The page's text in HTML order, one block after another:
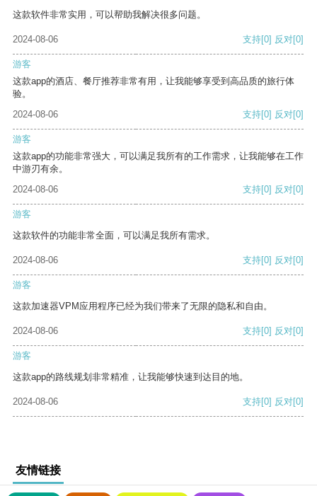
这款软件非常实用，可以帮助我解决很多问题。
2024-08-06 支持[0] 反对[0]
游客
这款app的酒店、餐厅推荐非常有用，让我能够享受到高品质的旅行体
验。
2024-08-06
支持[0] 反对[0]
游客
这款app的功能非常强大，可以满足我所有的工作需求，让我能够在工作
中游刃有余。
2024-08-06
支持[0] 反对[0]
游客
这款软件的功能非常全面，可以满足我所有需求。
2024-08-06 支持[0] 反对[0]
游客
这款加速器VPM应用程序已经为我们带来了无限的隐私和自由。
2024-08-06 支持[0] 反对[0]
游客
这款app的路线规划非常精准，让我能够快速到达目的地。
2024-08-06 支持[0] 反对[0]
友情链接